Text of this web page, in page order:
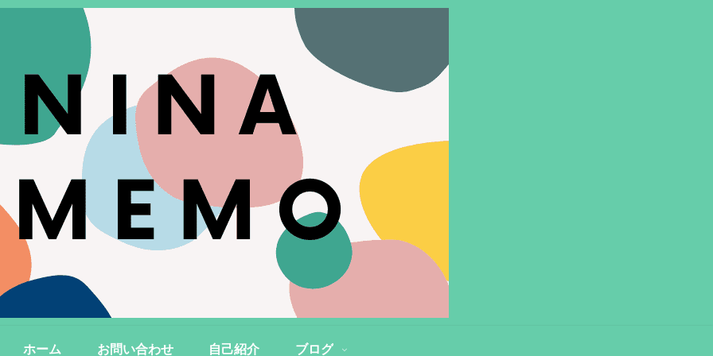
ホーム お問い合わせ 自己紹介 ブログ